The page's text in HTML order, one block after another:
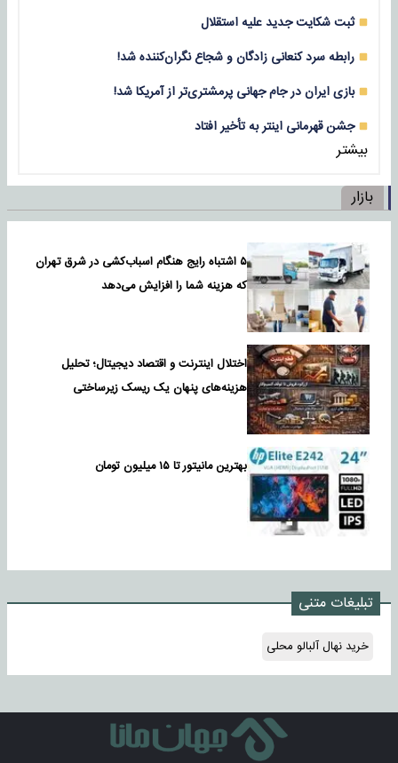
ثبت شکایت جدید علیه استقلال
رابطه سرد کنعانی زادگان و شجاع نگران‌کننده شد!
بازی‌ ایران در جام جهانی پرمشتری‌تر از آمریکا شد!
جشن قهرمانی اینتر به تأخیر افتاد
بیشتر
بازار
۵ اشتباه رایج هنگام اسباب‌کشی در شرق تهران
که هزینه شما را افزایش می‌دهد
اختلال اینترنت و اقتصاد دیجیتال؛ تحلیل
هزینه‌های پنهان یک ریسک زیرساختی
بهترین مانیتور تا ۱۵ میلیون تومان
تبلیغات متنی
خرید نهال آلبالو محلی